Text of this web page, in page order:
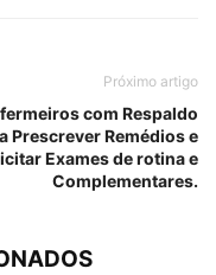
Próximo artigo
com Respaldo
Prescrever Remédios e
Exames de rotina e
Complementares.